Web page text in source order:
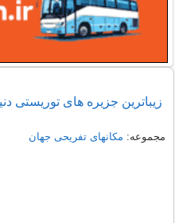
زیباترین جزیره های توریستی
مجموعه: مکانهای تفریحی جهان